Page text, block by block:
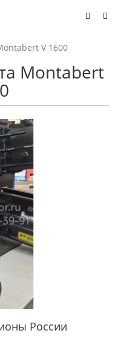
V 1600
Montabert
России